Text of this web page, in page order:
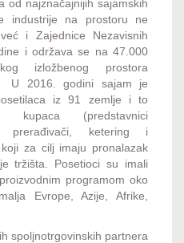
od najznačajnijih sajamskih
industrije na prostoru ne
i Zajednice Nezavisnih
i održava se na 47.000
izložbenog prostora
U 2016. godini sajam je
iz 91 zemlje i to
kupaca (predstavnici
prerađivači, ketering i
za cilj imaju pronalazak
tržišta. Posetioci su imali
programom oko
Evrope, Azije, Afrike,
spoljnotrgovinskih partnera